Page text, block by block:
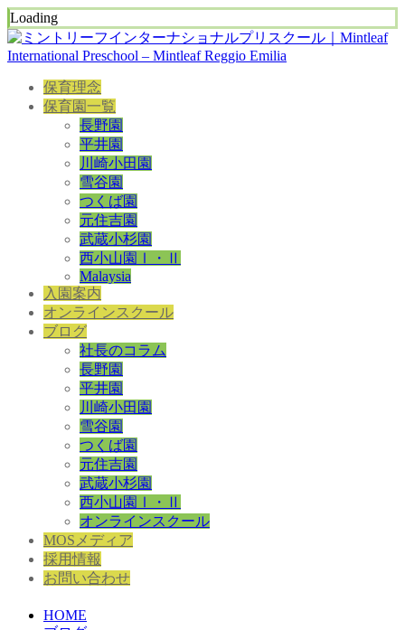
Loading
保育理念
保育園一覧
長野園
平井園
川崎小田園
雪谷園
つくば園
元住吉園
武蔵小杉園
西小山園Ⅰ・Ⅱ
Malaysia
入園案内
オンラインスクール
ブログ
社長のコラム
長野園
平井園
川崎小田園
雪谷園
つくば園
元住吉園
武蔵小杉園
西小山園Ⅰ・Ⅱ
オンラインスクール
MOSメディア
採用情報
お問い合わせ
HOME